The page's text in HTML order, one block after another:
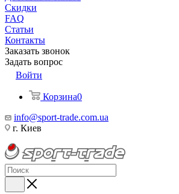
Скидки
FAQ
Статьи
Контакты
Заказать звонок
Задать вопрос
Войти
Корзина0
info@sport-trade.com.ua
г. Киев